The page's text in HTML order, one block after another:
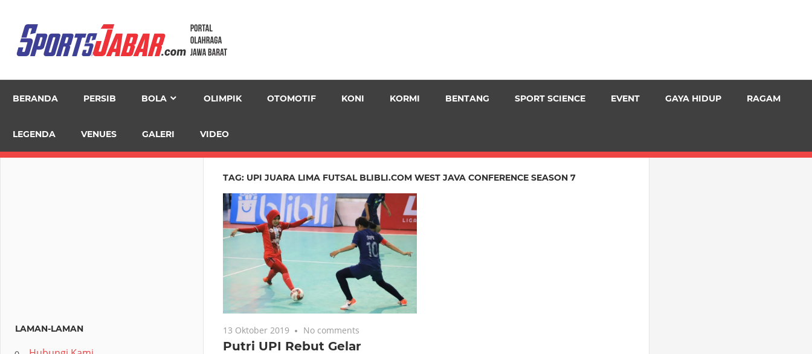
content
BERANDA PERSIB BOLA OLIMPIK OTOMOTIF KONI KORMI BENTANG SPORT SCIENCE EVENT GAYA HIDUP RAGAM
LEGENDA VENUES GALERI VIDEO
TAG: UPI JUARA LIMA FUTSAL BLIBLI.COM WEST JAVA CONFERENCE SEASON 7
13 Oktober 2019 No comments
Putri UPI Rebut Gelar
LAMAN-LAMAN